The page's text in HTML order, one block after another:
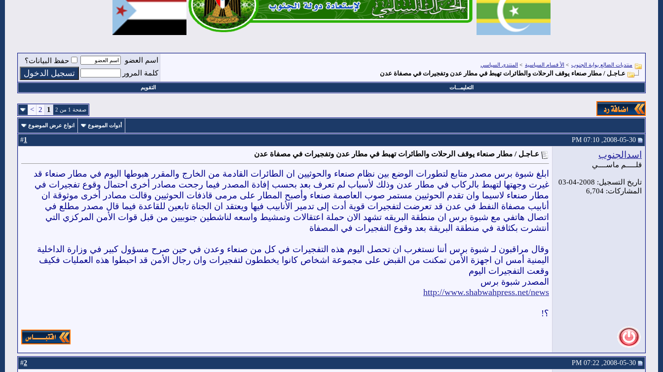
منتديات الضالع بوابة الجنوب > الأ قسام السياسية > المنتدى السياسي
عـاجـل / مطار صنعاء يوقف الرحلات والطائرات تهبط في مطار عدن وتفجيرات في مصفاة عدن
اسم العضو
حفظ البيانات؟
كلمة المرور
التعليمـــات التقويم
صفحة 1 من 2 1
2
>
أدوات الموضوع انواع عرض الموضوع
1
اسدالجنوب
قلـــــم ماســــي
تاريخ التسجيل: 2008-04-03
المشاركات: 6,704
عـاجـل / مطار صنعاء يوقف الرحلات والطائرات تهبط في مطار عدن وتفجيرات في مصفاة عدن
ابلغ شبوة برس مصدر متابع لتطورات الوضع بين نظام صنعاء والحوثيين ان الطائرات القادمة من الخارج والمقرر هبوطها اليوم في مطار صنعاء قد
غيرت وجهتها لتهبط بالركاب في مطار عدن وذلك لأسباب لم تعرف بعد بحسب إفادة المصدر فيما رجحت مصادر أخرى احتمال وقوع تفجيرات في
مطار صنعاء لاسيما وان تقدم الحوثيين مستمر صوب العاصمة صنعاء وأصبح المطار على مرمى قاذفات الحوثيين وقالت مصادر أخرى موثوقة ان
أنابيب مصفاة النفط في عدن قد تعرضت لتفجيرات قوية أدت إلى تدمير الأنابيب فيها ويعتقد ان الجناة تابعين للقاعدة فيما قال مصدر مطلع في
اتصال هاتفي مع شبوة برس ان منطقة البريقه تشهد الان حملة اعتقالات وتمشيط واسعه لناشطين جنوبيين من قبل قوات الأمن المركزي التي
أنتشرت بكثافة في منطقة البريقة بعد وقوع التفجيرات في المصفاة
وقال مراقبون لـ شبوة برس أننا نستغرب ان تحصل اليوم هذه التفجيرات في كل من صنعاء وعدن في حين صرح مسؤول كبير في وزارة الداخلية
اليمنية أمس ان اجهزة الأمن تمكنت من القبض على مجموعة اشخاص كانوا يخططون لتفجيرات وان رجال الأمن قد احبطوا هذه العمليات فكيف
وقعت التفجيرات اليوم
المصدر شبوة برس
http://www.shabwahpress.net/news
؟!
2